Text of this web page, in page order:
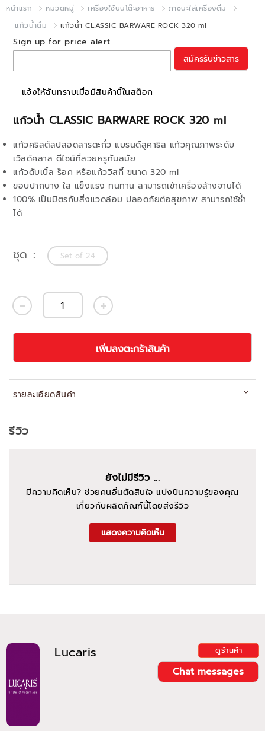
หน้าแรก หมวดหมู่ เครื่องใช้บนโต๊ะอาหาร
ภาชนะใส่เครื่องดื่ม
แก้วน้ำดื่ม
แก้วน้ำ CLASSIC BARWARE ROCK 320 ml
แก้วน้ำ CLASSIC BARWARE ROCK 320 ml
แก้วคริสตัลปลอดสารตะกั่ว แบรนด์ลูคาริส แก้วคุณภาพระดับ
เวิลด์คลาส ดีไซน์ที่สวยหรูทันสมัย
แก้วดับเบื้ล ร็อค หรือแก้ววิสกี้ ขนาด 320 ml
ขอบปากบาง ใส แข็งแรง ทนทาน สามารถเข้าเครื่องล้างจานได้
100% เป็นมิตรกับสิ่งแวดล้อม ปลอดภัยต่อสุขภาพ สามารถใช้ช้ำ
ได้
Sign up for price alert
สมัครรับข่าวสาร
แจ้งให้ฉันทราบเมื่อมีสินค้านี้ในสต็อก
ชุด Set of 24
เพิ่มลงตะกร้าสินค้า
รายละเอียดสินค้า
Lucaris ดูร้านค้า
Chat messages
รีวิว
ยังไม่มีรีวิว ...
มีความคิดเห็น? ช่วยคนอื่นตัดสินใจ แบ่งปันความรู้ของคุณ
เกี่ยวกับผลิตภัณฑ์นี้โดยส่งรีวิว
แสดงความคิดเห็น